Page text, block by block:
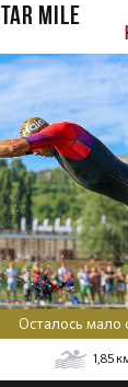
MILE
Осталось мало
1,85